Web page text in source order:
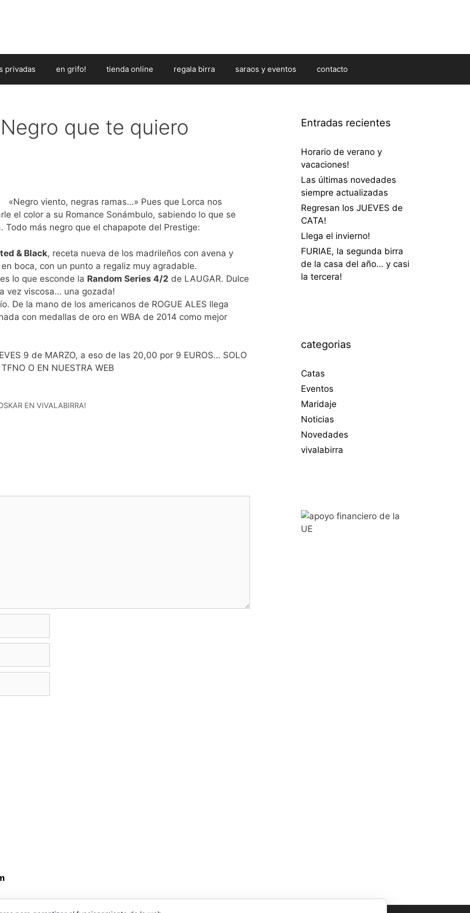
privadas en grifo! tienda online regala birra saraos y eventos contacto
que te quiero
«Negro viento, negras ramas…» Pues que Lorca nos
el color a su Romance Sonámbulo, sabiendo lo que se
Todo más negro que el chapapote del Prestige:
& Black, receta nueva de los madrileños con avena y
boca, con un punto a regaliz muy agradable.
lo que esconde la Random Series 4/2 de LAUGAR. Dulce
vez viscosa… una gozada!
De la mano de los americanos de ROGUE ALES llega
con medallas de oro en WBA de 2014 como mejor
9 de MARZO, a eso de las 20,00 por 9 EUROS… SOLO
O EN NUESTRA WEB
EN VIVALABIRRA!
Entradas recientes
Horario de verano y
vacaciones!
Las últimas novedades
siempre actualizadas
Regresan los JUEVES de
CATA!
Llega el invierno!
FURIAE, la segunda birra
de la casa del año… y casi
la tercera!
categorias
Catas
Eventos
Maridaje
Noticias
Novedades
vivalabirra